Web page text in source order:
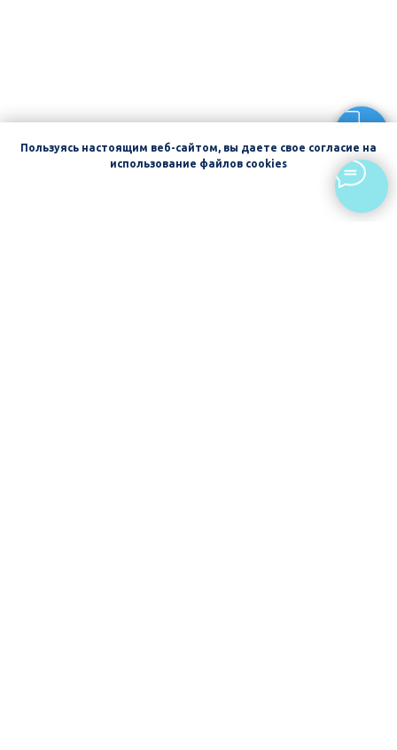
Меню
Пользуясь настоящим веб-сайтом, вы даете свое согласие на
использование файлов cookies